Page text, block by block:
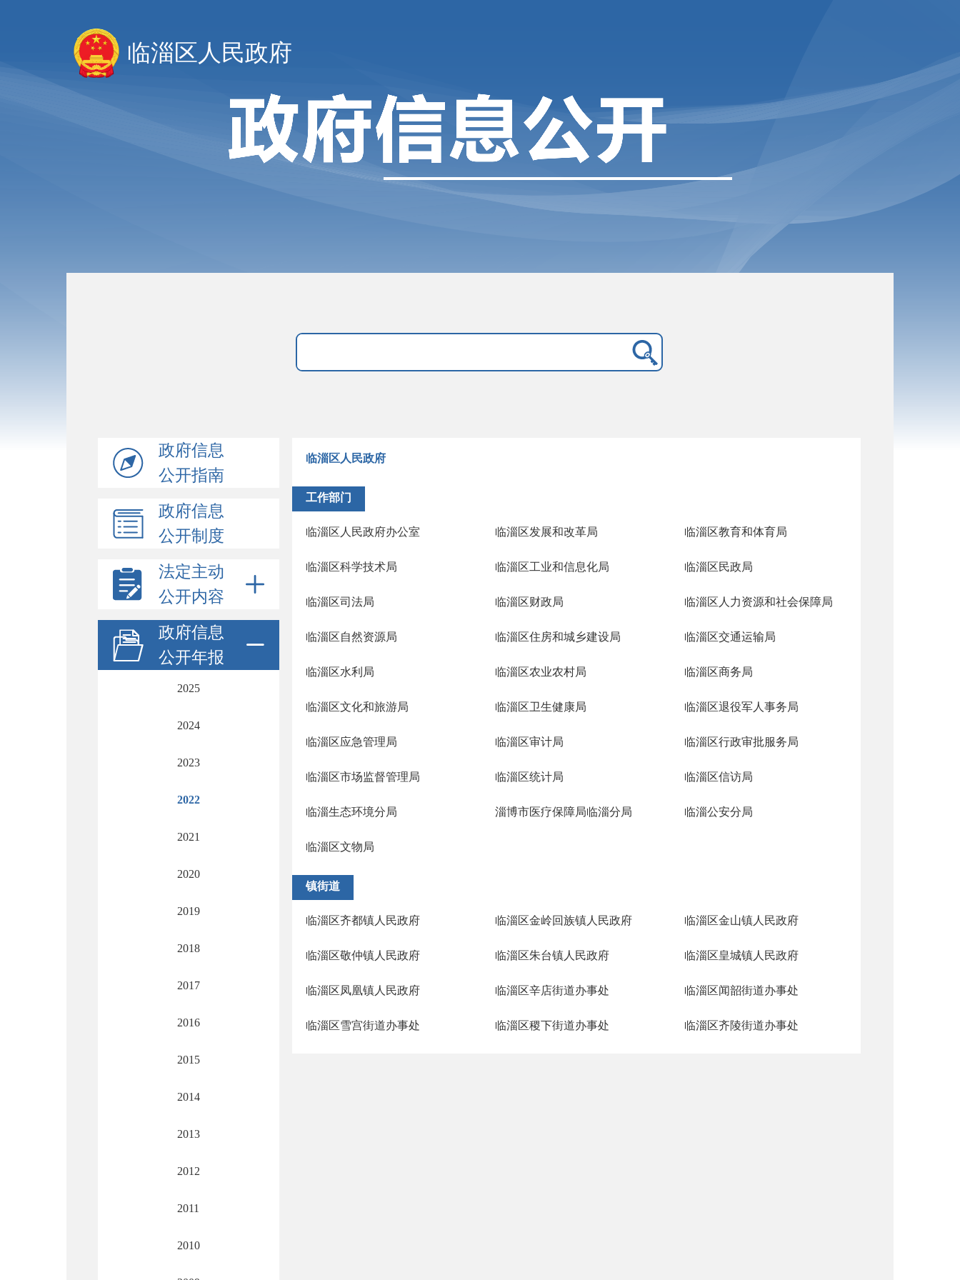
临淄区人民政府
政府信息
公开指南
政府信息
公开制度
法定主动
公开内容
政府信息
公开年报
2025
2024
2023
2022
2021
2020
2019
2018
2017
2016
2015
2014
2013
2012
2011
2010
临淄区人民政府
工作部门
临淄区人民政府办公室 临淄区发展和改革局 临淄区教育和体育局
临淄区科学技术局 临淄区工业和信息化局 临淄区民政局
临淄区司法局 临淄区财政局 临淄区人力资源和社会保障局
临淄区自然资源局 临淄区住房和城乡建设局 临淄区交通运输局
临淄区水利局 临淄区农业农村局 临淄区商务局
临淄区文化和旅游局 临淄区卫生健康局 临淄区退役军人事务局
临淄区应急管理局 临淄区审计局 临淄区行政审批服务局
临淄区市场监督管理局 临淄区统计局 临淄区信访局
临淄生态环境分局 淄博市医疗保障局临淄分局 临淄公安分局
临淄区文物局
镇街道
临淄区齐都镇人民政府 临淄区金岭回族镇人民政府 临淄区金山镇人民政府
临淄区敬仲镇人民政府 临淄区朱台镇人民政府 临淄区皇城镇人民政府
临淄区凤凰镇人民政府 临淄区辛店街道办事处 临淄区闻韶街道办事处
临淄区雪宫街道办事处 临淄区稷下街道办事处 临淄区齐陵街道办事处